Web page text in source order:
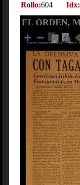
Rollo:604 Idx:
EL ORDEN,